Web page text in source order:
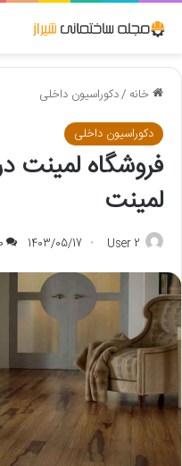
خانه /دکوراسیون داخلی
دکوراسیون داخلی
فروشگاه لمینت
لمینت
User 2
1403/05/17
0